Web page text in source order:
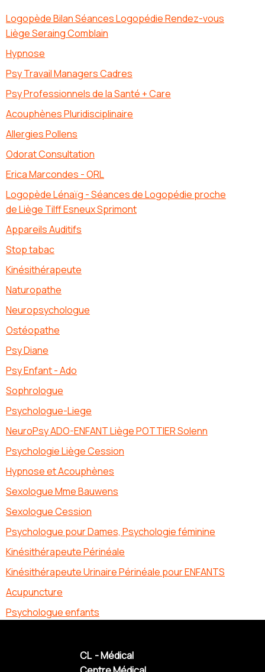
Logopède Bilan Séances Logopédie Rendez-vous
Liège Seraing Comblain
Hypnose
Psy Travail Managers Cadres
Psy Professionnels de la Santé + Care
Acouphènes Pluridisciplinaire
Allergies Pollens
Odorat Consultation
Erica Marcondes - ORL
Logopède Lénaïg - Séances de Logopédie proche
de Liège Tilff Esneux Sprimont
Appareils Auditifs
Stop tabac
Kinésithérapeute
Naturopathe
Neuropsychologue
Ostéopathe
Psy Diane
Psy Enfant - Ado
Sophrologue
Psychologue-Liege
NeuroPsy ADO-ENFANT Liège POTTIER Solenn
Psychologie Liège Cession
Hypnose et Acouphènes
Sexologue Mme Bauwens
Sexologue Cession
Psychologue pour Dames, Psychologie féminine
Kinésithérapeute Périnéale
Kinésithérapeute Urinaire Périnéale pour ENFANTS
Acupuncture
Psychologue enfants
CL - Médical